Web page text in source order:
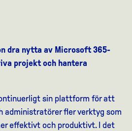
dra nytta av Microsoft 365-
projekt och hantera
sin plattform för att
administratörer fler verktyg som
effektivt och produktivt. I det